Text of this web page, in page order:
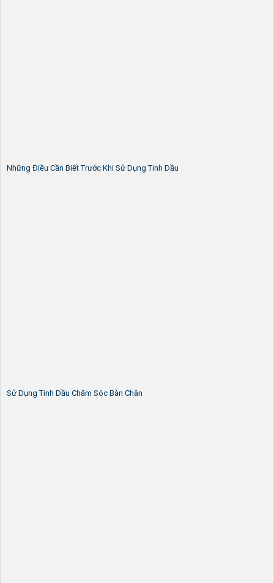
Những Điều Cần Biết Trước Khi Sử Dụng Tinh Dầu
Sử Dụng Tinh Dầu Chăm Sóc Bàn Chân